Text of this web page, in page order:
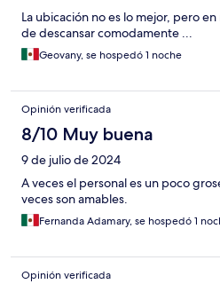
La ubicación no es lo mejor, pero
de descansar comodamente ...
Geovany, se hospedó 1 noche
Opinión verificada
8/10 Muy buena
9 de julio de 2024
A veces el personal es un poco
veces son amables.
Fernanda Adamary, se hospedó 1
Opinión verificada